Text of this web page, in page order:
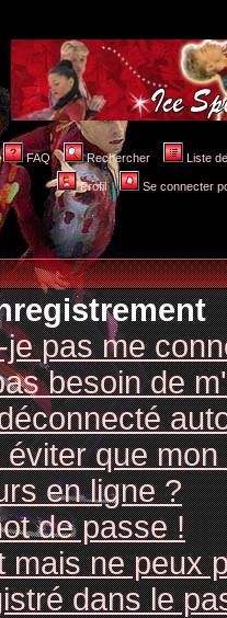
FAQ Rechercher Liste
Profil Se connecter
pas me
besoin de
que
en ligne ?
de passe !
mais ne peux
dans le